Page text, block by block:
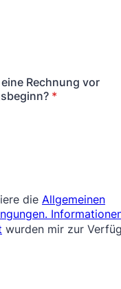
Rechnung vor
*